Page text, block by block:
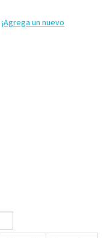
¡Agrega un nuevo